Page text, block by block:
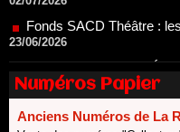
20/06/2026
18/06/2026
Les 10 lauréats du Fonds
SACD
Numéros Papier
Anciens Numéros de La